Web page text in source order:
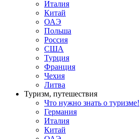
Италия
Китай
ОАЭ
Польша
Россия
США
Турция
Франция
Чехия
Литва
Туризм, путешествия
Что нужно знать о туризме!
Германия
Италия
Китай